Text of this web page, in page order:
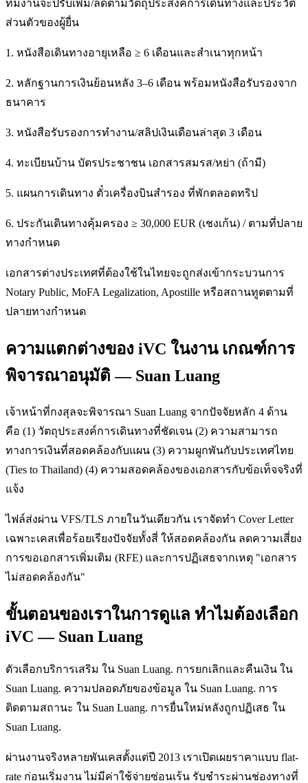
ทีมงานจะปรับเพิ่ม/ลดตามวัตถุประสงค์การเดินทางและประวัติ
ส่วนตัวของผู้ยื่น
1. หนังสือเดินทางอายุเหลือ ≥ 6 เดือนและสำเนาทุกหน้า
2. หลักฐานการเงินย้อนหลัง 3–6 เดือน พร้อมหนังสือรับรองจาก
ธนาคาร
3. หนังสือรับรองการทำงาน/สลิปเงินเดือนล่าสุด 3 เดือน
4. ทะเบียนบ้าน บัตรประชาชน เอกสารสมรส/หย่า (ถ้ามี)
5. แผนการเดินทาง ตั๋วเครื่องบินสำรอง ที่พักตลอดทริป
6. ประกันเดินทางคุ้มครอง ≥ 30,000 EUR (เชงเก้น) / ตามที่ปลาย
ทางกำหนด
เอกสารต่างประเทศที่ต้องใช้ในไทยจะถูกส่งเข้ากระบวนการ
Notary Public, MoFA Legalization, Apostille หรือสถานทูตตามที่
ปลายทางกำหนด
ความแตกต่างของ iVC ในงาน เกณฑ์การ
พิจารณาอนุมัติ — Suan Luang
เจ้าหน้าที่กงสุลจะพิจารณา Suan Luang จากปัจจัยหลัก 4 ด้าน
คือ (1) วัตถุประสงค์การเดินทางที่ชัดเจน (2) ความสามารถ
ทางการเงินที่สอดคล้องกับแผน (3) ความผูกพันกับประเทศไทย
(Ties to Thailand) (4) ความสอดคล้องของเอกสารกับข้อเท็จจริงที่
แจ้ง
ไฟล์ส่งผ่าน VFS/TLS ภายในวันเดียวกัน เราจัดทำ Cover Letter
เฉพาะเคสเพื่อร้อยเรียงปัจจัยทั้งสี่ ให้สอดคล้องกัน ลดความเสี่ยง
การขอเอกสารเพิ่มเติม (RFE) และการปฏิเสธจากเหตุ "เอกสาร
ไม่สอดคล้องกัน"
ขั้นตอนของเราในการดูแล ทำไมต้องเลือก
iVC — Suan Luang
ตัวเลือกบริการเสริม ใน Suan Luang. การยกเลิกและคืนเงิน ใน
Suan Luang. ความปลอดภัยของข้อมูล ใน Suan Luang. การ
ติดตามสถานะ ใน Suan Luang. การยื่นใหม่หลังถูกปฏิเสธ ใน
Suan Luang.
ผ่านงานจริงหลายพันเคสตั้งแต่ปี 2013 เราเปิดเผยราคาแบบ flat-
rate ก่อนเริ่มงาน ไม่มีค่าใช้จ่ายซ่อนเร้น รับชำระผ่านช่องทางที่